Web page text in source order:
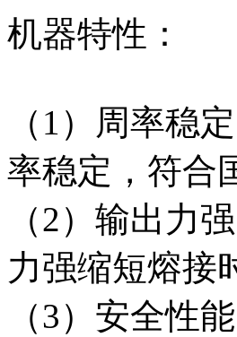
机器特性：
（1）周率稳
率稳定，符合
（2）输出力
力强缩短熔接
（3）安全性